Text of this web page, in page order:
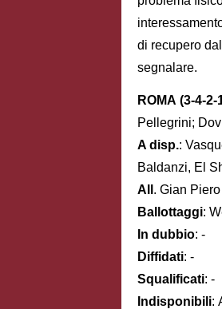
di recupero
segnalare.
ROMA (3-4-2-
Pellegrini;
A disp.:
Baldanzi, El
All . Gian
Ballottaggi:
In dubbio: -
Diffidati: -
Squalificati: -
Indisponibili: